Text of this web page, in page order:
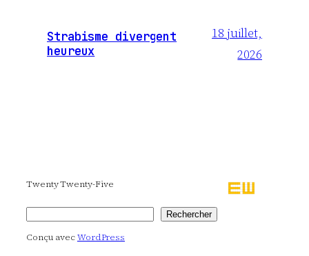
Strabisme divergent
heureux
18 juillet,
2026
Twenty Twenty-Five
Rechercher
Conçu avecWordPress